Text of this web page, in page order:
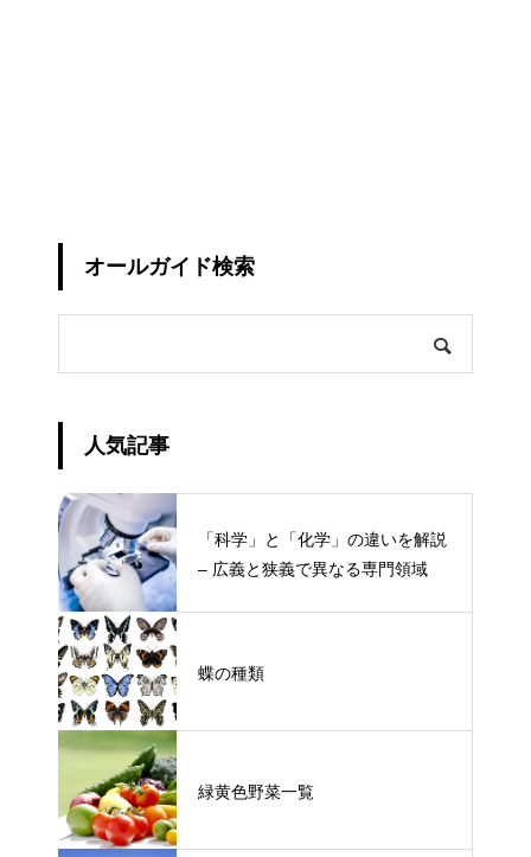
オールガイド検索
人気記事
「科学」と「化学」の違いを解説
– 広義と狭義で異なる専門領域
蝶の種類
緑黄色野菜一覧